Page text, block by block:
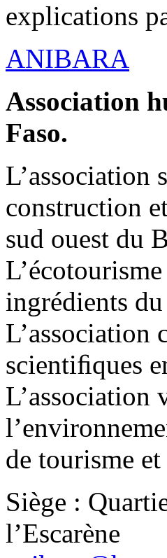
explications
ANIBARA
Association
Faso.
L’association
construction
sud ouest du
ingrédients
L’association
scientiﬁques
L’association
de tourisme
Siège :
l’Escarène